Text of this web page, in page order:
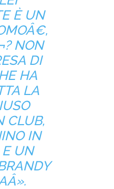
È UN
NON
DI
HA
LA
CLUB,
IN
UN